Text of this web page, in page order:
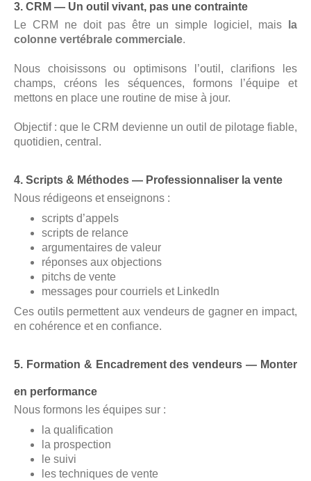
3. CRM — Un outil vivant, pas une contrainte
Le CRM ne doit pas être un simple logiciel, mais
la
colonne vertébrale commerciale.
Nous choisissons ou optimisons l’outil, clarifions les
champs, créons les séquences, formons l’équipe et
mettons en place une routine de mise à jour.
Objectif :que le CRM devienne un outil de pilotage fiable,
quotidien, central.
4. Scripts & Méthodes — Professionnaliser la vente
Nous rédigeons et enseignons :
scripts d’appels
scripts de relance
argumentaires de valeur
réponses aux objections
pitchs de vente
messages pour courriels et LinkedIn
Ces outils permettent aux vendeurs de gagner en impact,
en cohérence et en confiance.
5. Formation & Encadrement des vendeurs — Monter
en performance
Nous formons les équipes sur :
la qualification
la prospection
le suivi
les techniques de vente